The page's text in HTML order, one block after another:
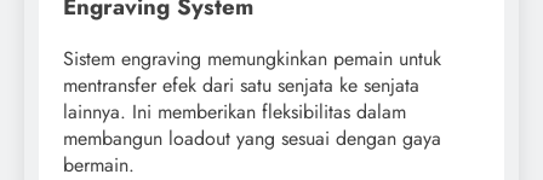
Engraving System
Sistem engraving memungkinkan pemain untuk
mentransfer efek dari satu senjata ke senjata
lainnya. Ini memberikan fleksibilitas dalam
membangun loadout yang sesuai dengan gaya
bermain.